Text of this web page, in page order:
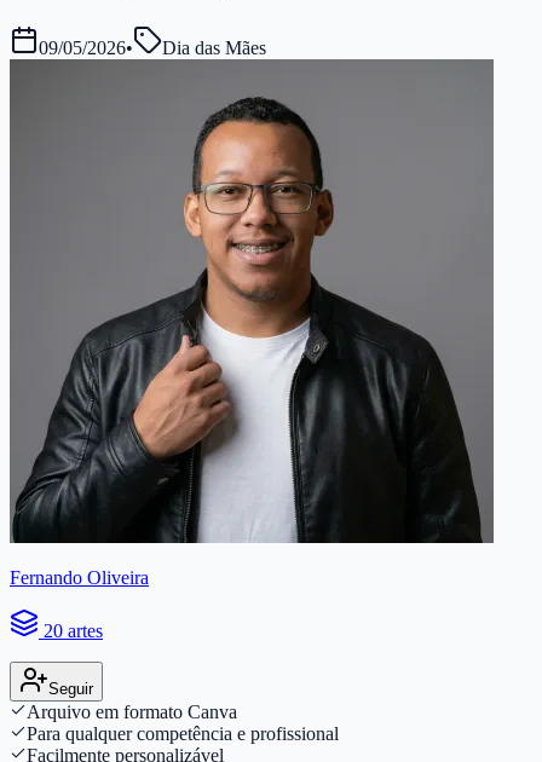
09/05/2026• Dia das Mães
Fernando Oliveira
20 artes
Seguir
Arquivo em formato Canva
Para qualquer competência e profissional
Facilmente personalizável